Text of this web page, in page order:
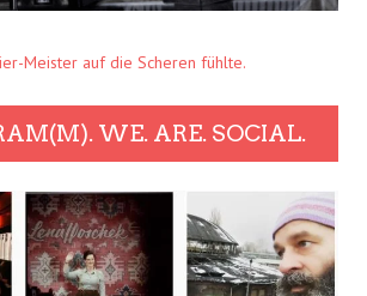
Meister auf die Scheren fühlte.
WE. ARE. SOCIAL.